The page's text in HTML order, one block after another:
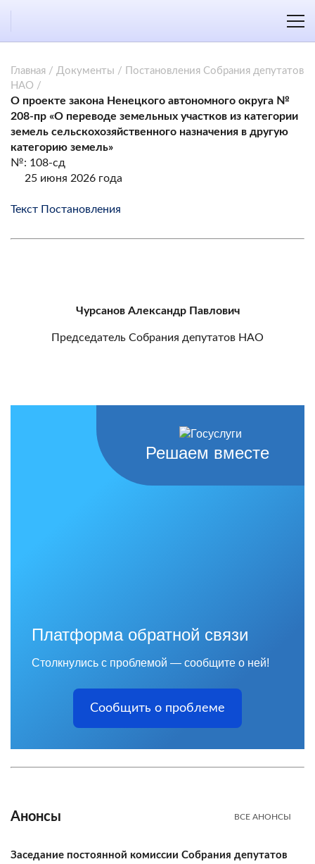
Главная / Документы /
Постановления Собрания депутатов
НАО /
О проекте закона Ненецкого автономного округа №
208-пр «О переводе земельных участков из категории
земель сельскохозяйственного назначения в другую
категорию земель»
№: 108-сд
25 июня 2026 года
Текст Постановления
Чурсанов Александр Павлович
Председатель Собрания депутатов НАО
Решаем вместе
Платформа обратной связи
Столкнулись с проблемой — сообщите о ней!
Сообщить о проблеме
Анонсы ВСЕ АНОНСЫ
Заседание постоянной комиссии Собрания депутатов